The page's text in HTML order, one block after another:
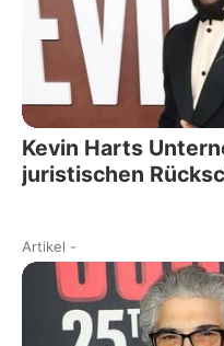
Kevin Harts
juristischen
Artikel -